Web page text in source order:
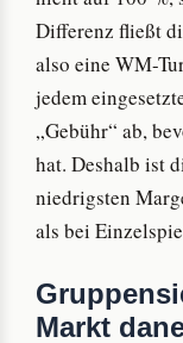
Differenz fließt
also eine WM-
jedem
„Gebühr“ ab,
hat. Deshalb ist
niedrigsten
als bei
Markt